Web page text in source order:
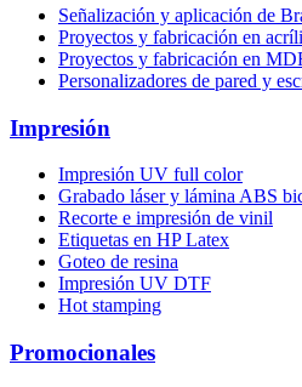
Señalización y aplicación de
Proyectos y fabricación en
Proyectos y fabricación en
Personalizadores de pared y
Impresión
Impresión UV full color
Grabado láser y lámina ABS
Recorte e impresión de vinil
Etiquetas en HP Latex
Goteo de resina
Impresión UV DTF
Hot stamping
Promocionales